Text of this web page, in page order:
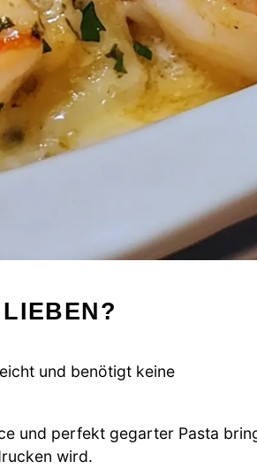
und benötigt keine
und perfekt gegarter Pasta
wird.